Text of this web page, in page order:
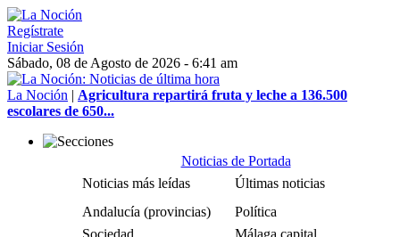
Regístrate
Iniciar Sesión
Sábado, 08 de Agosto de 2026 - 6:41 am
La Noción | Agricultura repartirá fruta y leche a 136.500
escolares de 650...
Noticias de Portada
Noticias más leídas
Últimas noticias
Andalucía (provincias)
Política
Sociedad
Málaga capital